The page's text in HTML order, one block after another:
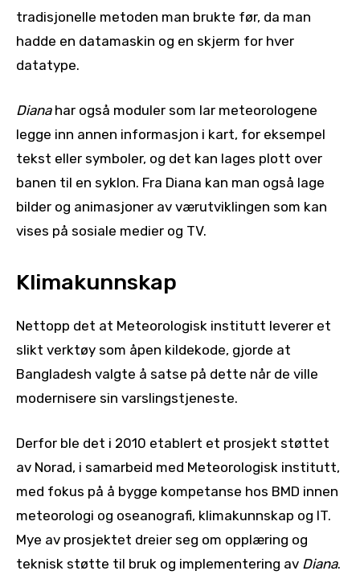
tradisjonelle metoden man brukte før, da man
hadde en datamaskin og en skjerm for hver
datatype.
Dianahar også moduler som lar meteorologene
legge inn annen informasjon i kart, for eksempel
tekst eller symboler, og det kan lages plott over
banen til en syklon. Fra Diana kan man også lage
bilder og animasjoner av værutviklingen som kan
vises på sosiale medier og TV.
Klimakunnskap
Nettopp det at Meteorologisk institutt leverer et
slikt verktøy som åpen kildekode, gjorde at
Bangladesh valgte å satse på dette når de ville
modernisere sin varslingstjeneste.
Derfor ble det i 2010 etablert et prosjekt støttet
av Norad, i samarbeid med Meteorologisk institutt,
med fokus på å bygge kompetanse hos BMD innen
meteorologi og oseanografi, klimakunnskap og IT.
Mye av prosjektet dreier seg om opplæring og
teknisk støtte til bruk og implementering av Diana.